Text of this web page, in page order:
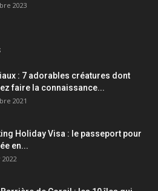
2023
: 7 adorables créatures dont
faire la connaissance...
2021
Holiday Visa : le passeport pour
en...